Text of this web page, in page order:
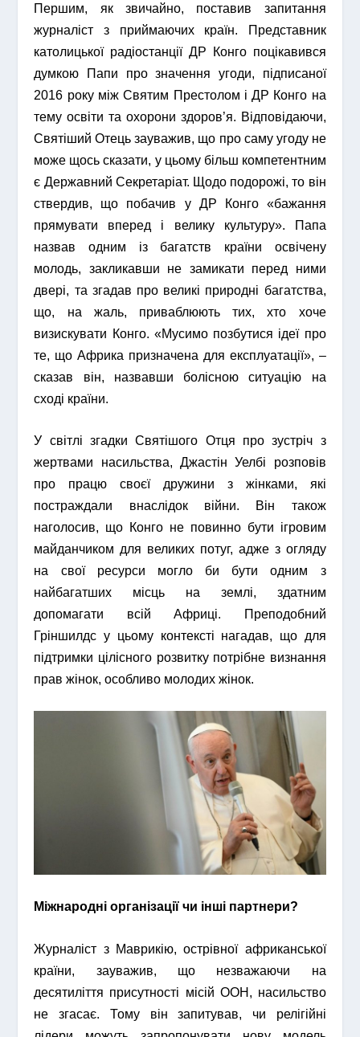
Першим, як звичайно, поставив запитання
журналіст з приймаючих країн. Представник
католицької радіостанції ДР Конго поцікавився
думкою Папи про значення угоди, підписаної
2016 року між Святим Престолом і ДР Конго на
тему освіти та охорони здоров’я. Відповідаючи,
Святіший Отець зауважив, що про саму угоду не
може щось сказати, у цьому більш компетентним
є Державний Секретаріат. Щодо подорожі, то він
ствердив, що побачив у ДР Конго «бажання
прямувати вперед і велику культуру». Папа
назвав одним із багатств країни освічену
молодь, закликавши не замикати перед ними
двері, та згадав про великі природні багатства,
що, на жаль, приваблюють тих, хто хоче
визискувати Конго. «Мусимо позбутися ідеї про
те, що Африка призначена для експлуатації», –
сказав він, назвавши болісною ситуацію на
сході країни.
У світлі згадки Святішого Отця про зустріч з
жертвами насильства, Джастін Уелбі розповів
про працю своєї дружини з жінками, які
постраждали внаслідок війни. Він також
наголосив, що Конго не повинно бути ігровим
майданчиком для великих потуг, адже з огляду
на свої ресурси могло би бути одним з
найбагатших місць на землі, здатним
допомагати всій Африці. Преподобний
Гріншилдс у цьому контексті нагадав, що для
підтримки цілісного розвитку потрібне визнання
прав жінок, особливо молодих жінок.
Міжнародні організації чи інші партнери?
Журналіст з Маврикію, острівної африканської
країни, зауважив, що незважаючи на
десятиліття присутності місій ООН, насильство
не згасає. Тому він запитував, чи релігійні